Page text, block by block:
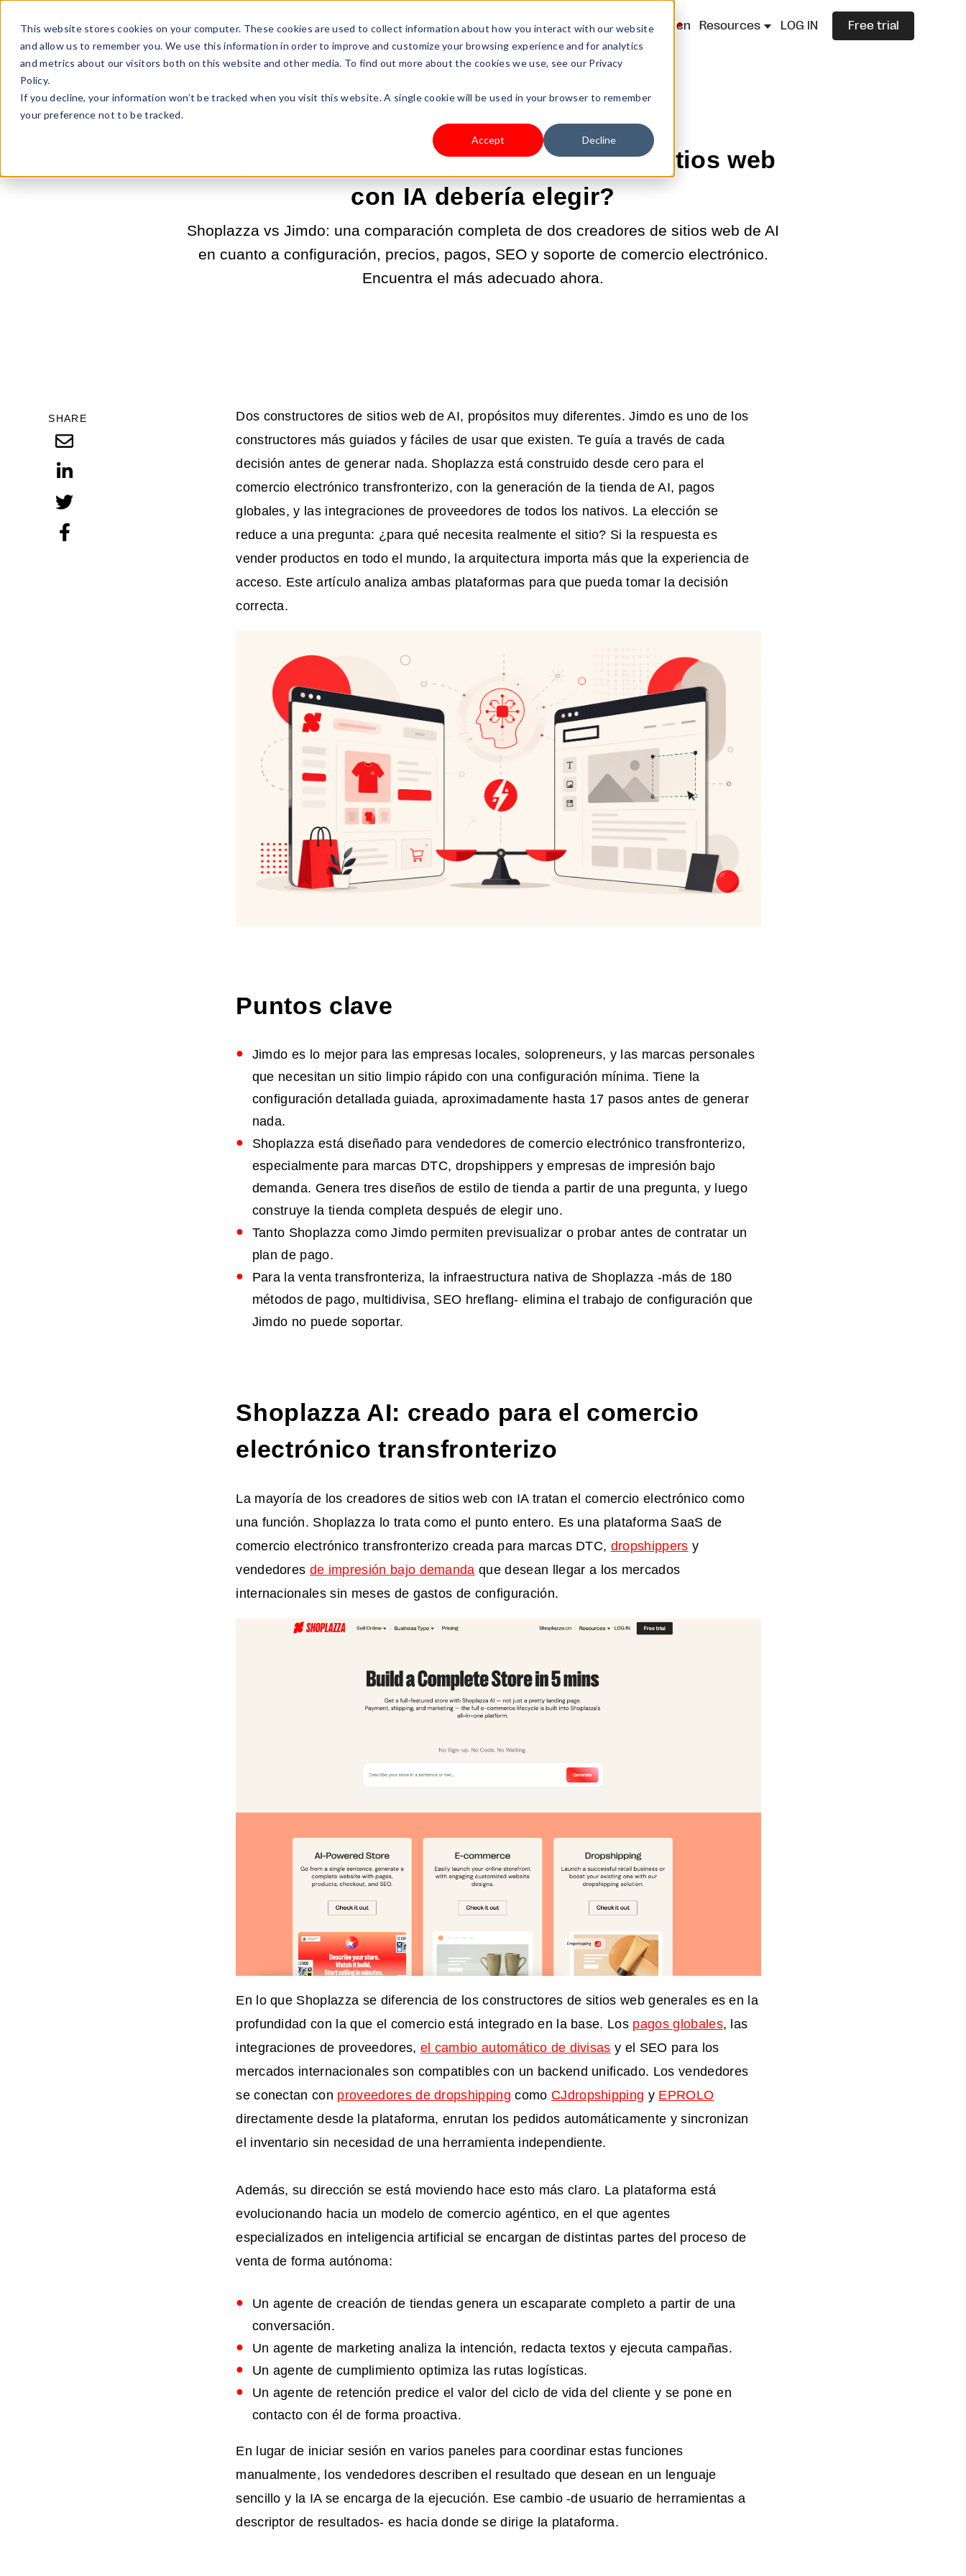
This website stores cookies on your computer. These cookies are used to collect information about how you interact with our website
and allow us to remember you. We use this information in order to improve and customize your browsing experience and for analytics
and metrics about our visitors both on this website and other media. To find out more about the cookies we use, see our Privacy
Policy.
If you decline, your information won’t be tracked when you visit this website. A single cookie will be used in your browser to remember
your preference not to be tracked.
Accept Decline
Sell Online Business Type Pricing Shoplazza.cn Resources LOG IN Free trial
24-ABR-2026 9:00:02 | CREAR UN NEGOCIO
Shoplazza vs Jimdo: ¿Qué creador de sitios web
con IA debería elegir?
Shoplazza vs Jimdo: una comparación completa de dos creadores de sitios web de AI
en cuanto a configuración, precios, pagos, SEO y soporte de comercio electrónico.
Encuentra el más adecuado ahora.
SHARE
Dos constructores de sitios web de AI, propósitos muy diferentes. Jimdo es uno de los
constructores más guiados y fáciles de usar que existen. Te guía a través de cada
decisión antes de generar nada. Shoplazza está construido desde cero para el
comercio electrónico transfronterizo, con la generación de la tienda de AI, pagos
globales, y las integraciones de proveedores de todos los nativos. La elección se
reduce a una pregunta: ¿para qué necesita realmente el sitio? Si la respuesta es
vender productos en todo el mundo, la arquitectura importa más que la experiencia de
acceso. Este artículo analiza ambas plataformas para que pueda tomar la decisión
correcta.
Puntos clave
Jimdo es lo mejor para las empresas locales, solopreneurs, y las marcas personales
que necesitan un sitio limpio rápido con una configuración mínima. Tiene la
configuración detallada guiada, aproximadamente hasta 17 pasos antes de generar
nada.
Shoplazza está diseñado para vendedores de comercio electrónico transfronterizo,
especialmente para marcas DTC, dropshippers y empresas de impresión bajo
demanda. Genera tres diseños de estilo de tienda a partir de una pregunta, y luego
construye la tienda completa después de elegir uno.
Tanto Shoplazza como Jimdo permiten previsualizar o probar antes de contratar un
plan de pago.
Para la venta transfronteriza, la infraestructura nativa de Shoplazza -más de 180
métodos de pago, multidivisa, SEO hreflang- elimina el trabajo de configuración que
Jimdo no puede soportar.
Shoplazza AI: creado para el comercio
electrónico transfronterizo
La mayoría de los creadores de sitios web con IA tratan el comercio electrónico como
una función. Shoplazza lo trata como el punto entero. Es una plataforma SaaS de
comercio electrónico transfronterizo creada para marcas DTC, dropshippers y
vendedores de impresión bajo demanda que desean llegar a los mercados
internacionales sin meses de gastos de configuración.
En lo que Shoplazza se diferencia de los constructores de sitios web generales es en la
profundidad con la que el comercio está integrado en la base. Los pagos globales, las
integraciones de proveedores, el cambio automático de divisas y el SEO para los
mercados internacionales son compatibles con un backend unificado. Los vendedores
se conectan con proveedores de dropshipping como CJdropshipping y EPROLO
directamente desde la plataforma, enrutan los pedidos automáticamente y sincronizan
el inventario sin necesidad de una herramienta independiente.
Además, su dirección se está moviendo hace esto más claro. La plataforma está
evolucionando hacia un modelo de comercio agéntico, en el que agentes
especializados en inteligencia artificial se encargan de distintas partes del proceso de
venta de forma autónoma:
Un agente de creación de tiendas genera un escaparate completo a partir de una
conversación.
Un agente de marketing analiza la intención, redacta textos y ejecuta campañas.
Un agente de cumplimiento optimiza las rutas logísticas.
Un agente de retención predice el valor del ciclo de vida del cliente y se pone en
contacto con él de forma proactiva.
En lugar de iniciar sesión en varios paneles para coordinar estas funciones
manualmente, los vendedores describen el resultado que desean en un lenguaje
sencillo y la IA se encarga de la ejecución. Ese cambio -de usuario de herramientas a
descriptor de resultados- es hacia donde se dirige la plataforma.